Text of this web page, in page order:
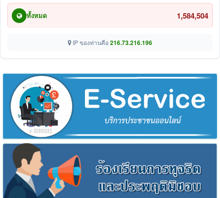
ทั้งหมด 1,584,504
IP ของท่านคือ 216.73.216.196